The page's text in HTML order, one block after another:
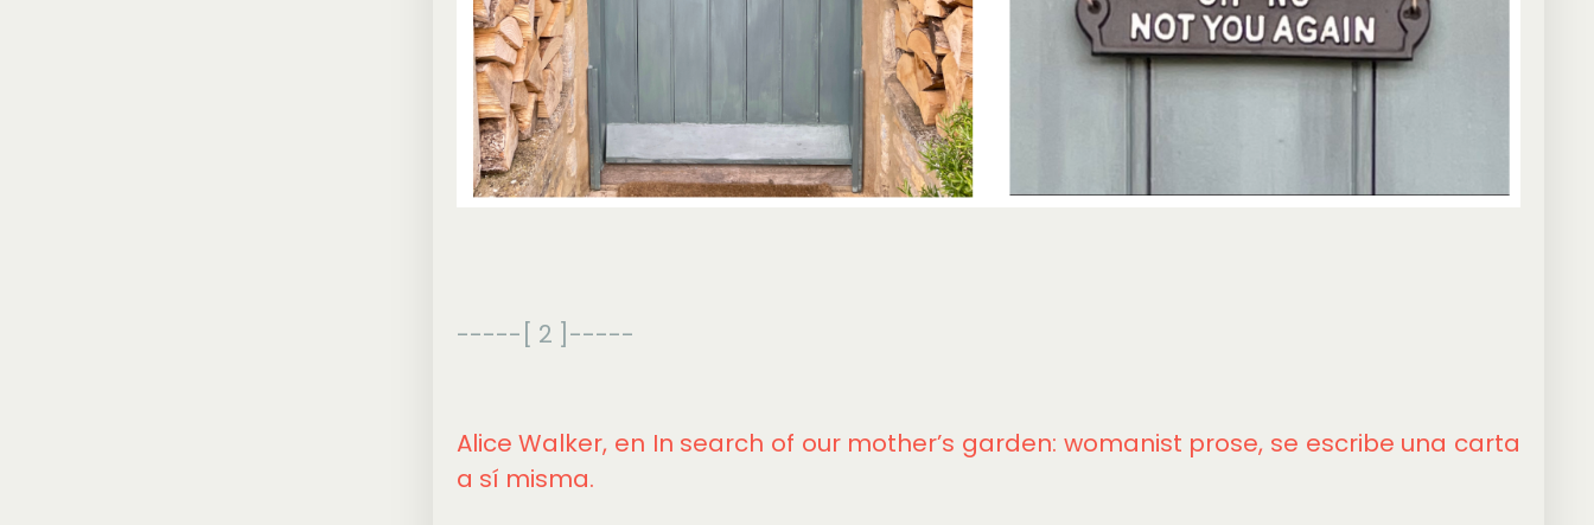
-----[ 2 ]-----
Alice Walker, en In search of our mother’s garden: womanist prose, se escribe una carta
a sí misma.